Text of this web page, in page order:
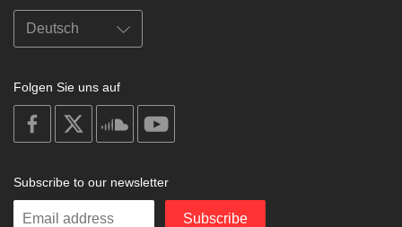
Folgen Sie uns auf
on
facebook
soundcloud
Subscribe to our newsletter
Enter
Subscribe